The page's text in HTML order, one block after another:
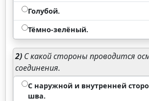
Голубой.
Тёмно-зелёный.
2) С какой стороны проводится
соединения.
С наружной и внутренней
шва.